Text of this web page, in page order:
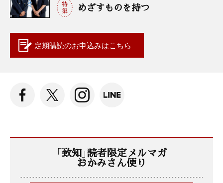
めざすものを持つ
定期購読のお申込みはこちら
「致知」読者限定メルマガ
おかみさん便り